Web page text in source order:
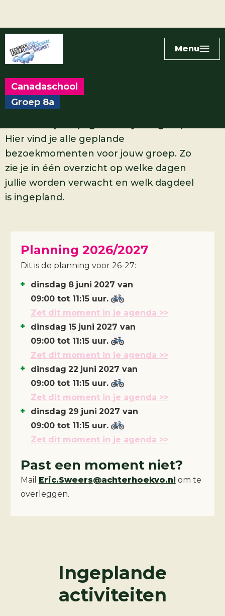
Menu
Canadaschool
Groep 8a
Hier vind je alle geplande
bezoekmomenten voor jouw groep. Zo
zie je in één overzicht op welke dagen
jullie worden verwacht en welk dagdeel
is ingepland.
Planning 2026/2027
Dit is de planning voor 26-27:
dinsdag 8 juni 2027 van
09:00 tot 11:15 uur.
Zet dit moment in je agenda >>
dinsdag 15 juni 2027 van
09:00 tot 11:15 uur.
Zet dit moment in je agenda >>
dinsdag 22 juni 2027 van
09:00 tot 11:15 uur.
Zet dit moment in je agenda >>
dinsdag 29 juni 2027 van
09:00 tot 11:15 uur.
Zet dit moment in je agenda >>
Past een moment niet?
Mail Eric.Sweers@achterhoekvo.nl om te
overleggen.
Ingeplande
activiteiten